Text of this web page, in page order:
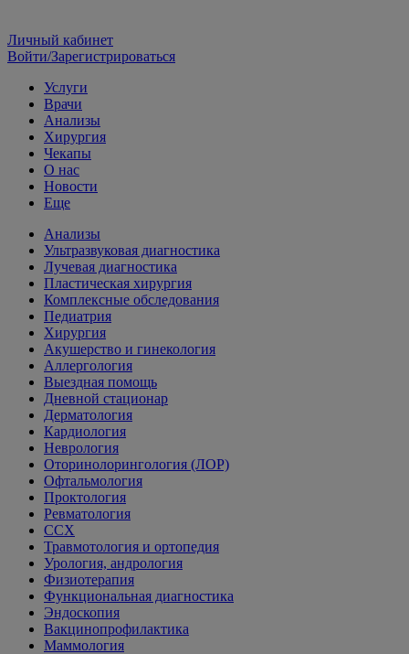
Личный кабинет
Войти/Зарегистрироваться
Услуги
Врачи
Анализы
Хирургия
Чекапы
О нас
Новости
Еще
Анализы
Ультразвуковая диагностика
Лучевая диагностика
Пластическая хирургия
Комплексные обследования
Педиатрия
Хирургия
Акушерство и гинекология
Аллергология
Выездная помощь
Дневной стационар
Дерматология
Кардиология
Неврология
Оторинолорингология (ЛОР)
Офтальмология
Проктология
Ревматология
ССХ
Травмотология и ортопедия
Урология, андрология
Физиотерапия
Функциональная диагностика
Эндоскопия
Вакцинопрофилактика
Маммология